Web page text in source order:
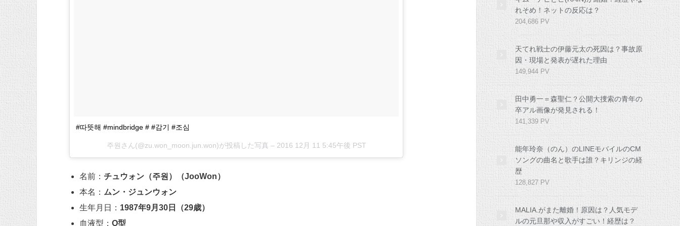
#따뜻해 #mindbridge # #감기 #조심
주원さん(@zu.won_moon.jun.won)が投稿した写真 – 2016 12月 11 5:45午後 PST
名前： チュウォン（주원）（JooWon）
本名： ムン・ジュンウォン
生年月日： 1987年9月30日（29歳）
血液型： O型
れそめ！ネットの反応は？
204,686 PV
天てれ戦士の伊藤元太の死因は？事故原
因・現場と発表が遅れた理由
149,944 PV
田中勇一＝森聖仁？公開大捜索の青年の
卒アル画像が発見される！
141,339 PV
能年玲奈（のん）のLINEモバイルのCM
ソングの曲名と歌手は誰？キリンジの経
歴
128,827 PV
MALIA.がまた離婚！原因は？人気モデ
ルの元旦那や収入がすごい！経歴は？